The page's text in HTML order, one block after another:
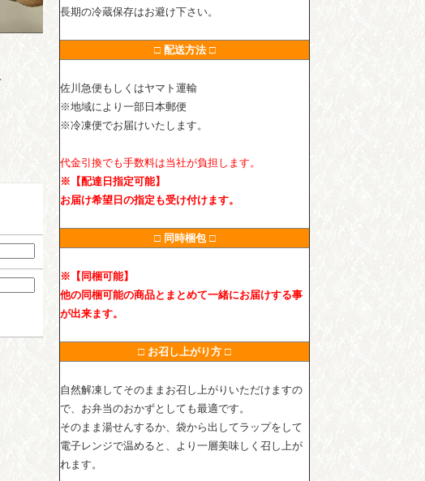
長期の冷蔵保存はお避け下さい。
□ 配送方法 □
佐川急便もしくはヤマト運輸
※地域により一部日本郵便
※冷凍便でお届けいたします。
代金引換でも手数料は当社が負担します。
※【配達日指定可能】
お届け希望日の指定も受け付けます。
□ 同時梱包 □
※【同梱可能】
他の同梱可能の商品とまとめて一緒にお届けする事
が出来ます。
□ お召し上がり方 □
自然解凍してそのままお召し上がりいただけますの
で、お弁当のおかずとしても最適です。
そのまま湯せんするか、袋から出してラップをして
電子レンジで温めると、より一層美味しく召し上が
れます。